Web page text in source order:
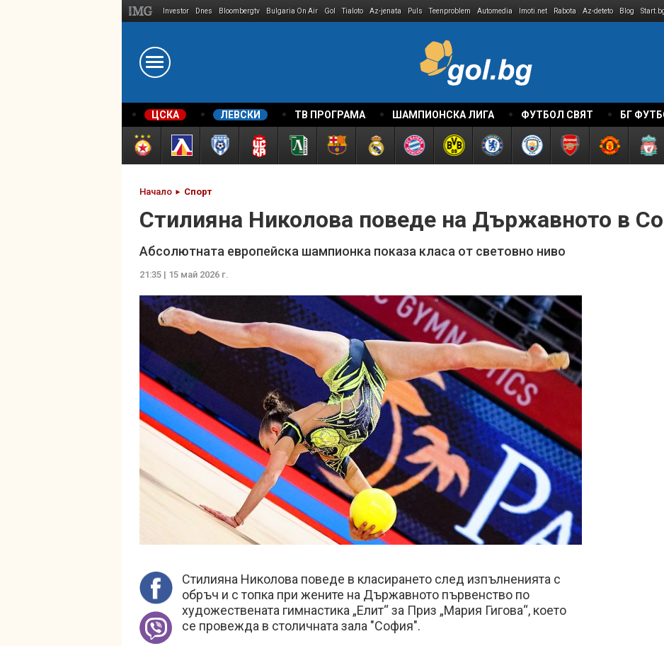
Investor Dnes Bloombergtv Bulgaria On Air Gol Tialoto Az-jenata Puls Teenproblem Automedia Imoti.net Rabota Az-deteto Blog
ЦСКА ЛЕВСКИ ТВ ПРОГРАМА ШАМПИОНСКА ЛИГА ФУТБОЛ СВЯТ БГ
Начало Спорт
Стилияна Николова поведе на Държавното в
Абсолютната европейска шампионка показа класа от световно ниво
21:35 | 15 май 2026 г.
Стилияна Николова поведе в класирането след изпълненията с
обръч и с топка при жените на Държавното първенство по
художествената гимнастика „Елит“ за Приз „Мария Гигова“, което
се провежда в столичната зала "София".